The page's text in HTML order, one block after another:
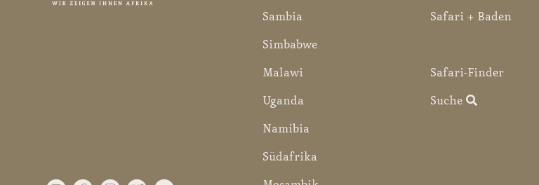
Sambia
Simbabwe
Malawi
Uganda
Namibia
Südafrika
Safari + Baden
Safari-Finder
Suche